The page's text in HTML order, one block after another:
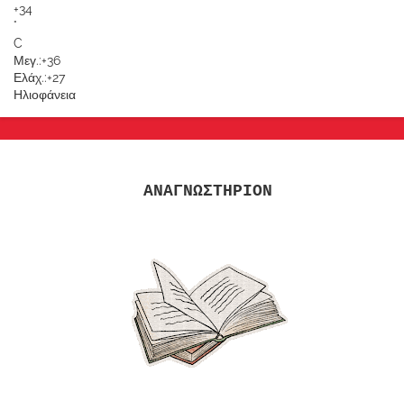
+34
°
C
Μεγ.:+36
Ελάχ.:+27
Ηλιοφάνεια
ΑΝΑΓΝΩΣΤΗΡΙΟΝ